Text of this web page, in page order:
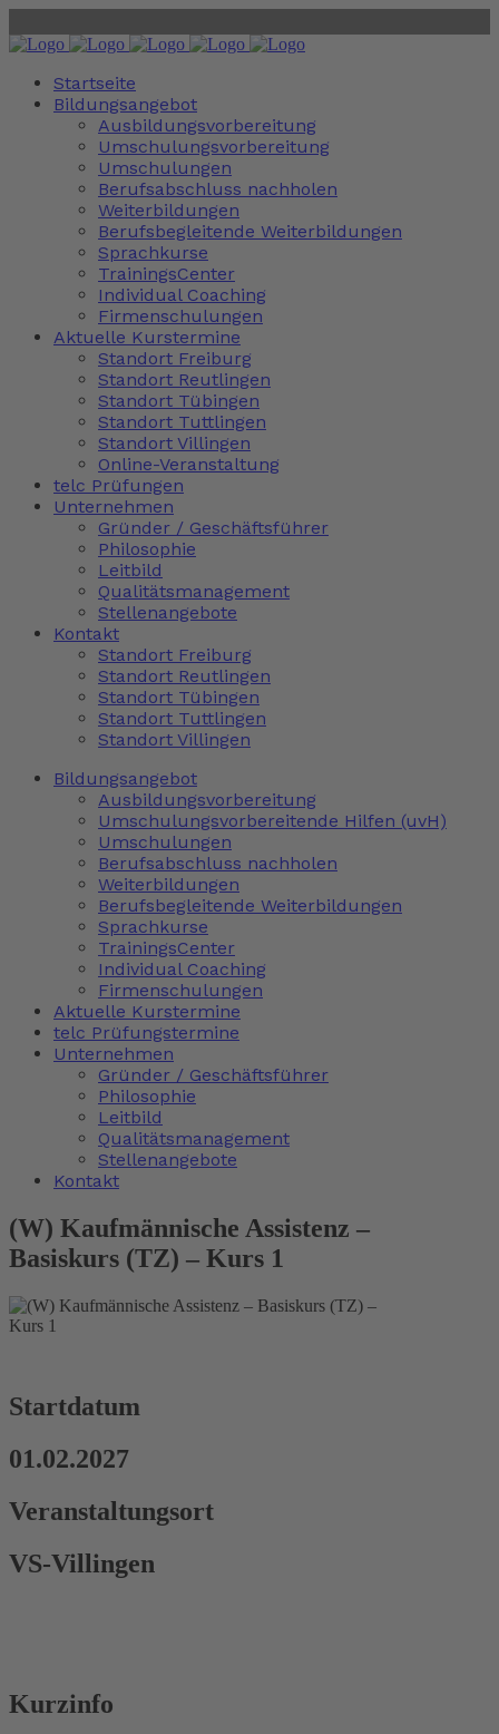
Startseite
Bildungsangebot
Ausbildungsvorbereitung
Umschulungsvorbereitung
Umschulungen
Berufsabschluss nachholen
Weiterbildungen
Berufsbegleitende Weiterbildungen
Sprachkurse
TrainingsCenter
Individual Coaching
Firmenschulungen
Aktuelle Kurstermine
Standort Freiburg
Standort Reutlingen
Standort Tübingen
Standort Tuttlingen
Standort Villingen
Online-Veranstaltung
telc Prüfungen
Unternehmen
Gründer / Geschäftsführer
Philosophie
Leitbild
Qualitätsmanagement
Stellenangebote
Kontakt
Standort Freiburg
Standort Reutlingen
Standort Tübingen
Standort Tuttlingen
Standort Villingen
Bildungsangebot
Ausbildungsvorbereitung
Umschulungsvorbereitende Hilfen (uvH)
Umschulungen
Berufsabschluss nachholen
Weiterbildungen
Berufsbegleitende Weiterbildungen
Sprachkurse
TrainingsCenter
Individual Coaching
Firmenschulungen
Aktuelle Kurstermine
telc Prüfungstermine
Unternehmen
Gründer / Geschäftsführer
Philosophie
Leitbild
Qualitätsmanagement
Stellenangebote
Kontakt
(W) Kaufmännische Assistenz –
Basiskurs (TZ) – Kurs 1
Startdatum
01.02.2027
Veranstaltungsort
VS-Villingen
Kurzinfo